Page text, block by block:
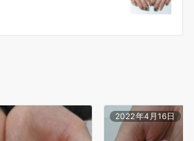
2022年4月16日